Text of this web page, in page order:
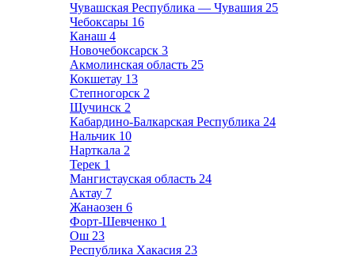
Чувашская Республика — Чувашия 25
Чебоксары 16
Канаш 4
Новочебоксарск 3
Акмолинская область 25
Кокшетау 13
Степногорск 2
Щучинск 2
Кабардино-Балкарская Республика 24
Нальчик 10
Нарткала 2
Терек 1
Мангистауская область 24
Актау 7
Жанаозен 6
Форт-Шевченко 1
Ош 23
Республика Хакасия 23